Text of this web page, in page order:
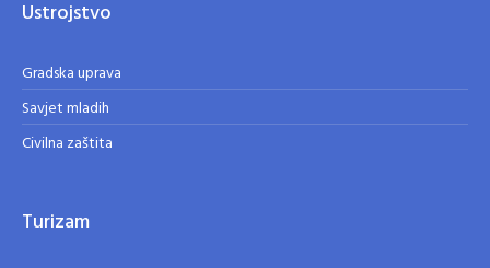
Ustrojstvo
Gradska uprava
Savjet mladih
Civilna zaštita
Turizam